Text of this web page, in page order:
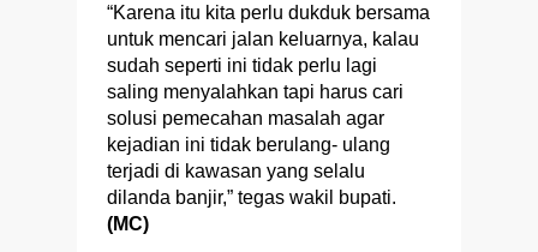
“Karena itu kita perlu dukduk bersama
untuk mencari jalan keluarnya, kalau
sudah seperti ini tidak perlu lagi
saling menyalahkan tapi harus cari
solusi pemecahan masalah agar
kejadian ini tidak berulang- ulang
terjadi di kawasan yang selalu
dilanda banjir,” tegas wakil bupati.
(MC)